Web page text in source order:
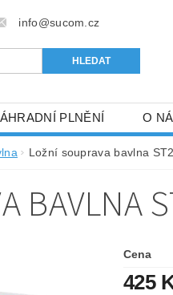
info@sucom.cz
PLNĚNÍ O
Ložní souprava bavlna
BAVLNA
Cena
425